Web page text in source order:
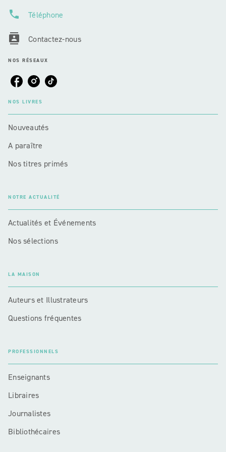
phone Téléphone
contacts Contactez-nous
NOS RÉSEAUX
NOS LIVRES
Nouveautés
A paraître
Nos titres primés
NOTRE ACTUALITÉ
Actualités et Événements
Nos sélections
LA MAISON
Auteurs et Illustrateurs
Questions fréquentes
PROFESSIONNELS
Enseignants
Libraires
Journalistes
Bibliothécaires